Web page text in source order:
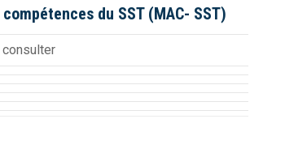
du SST (MAC- SST)
consulter